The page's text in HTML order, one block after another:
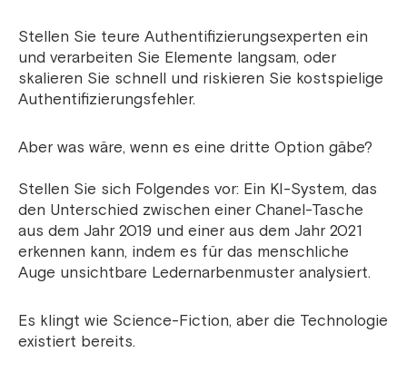
Stellen Sie teure Authentifizierungsexperten ein
und verarbeiten Sie Elemente langsam, oder
skalieren Sie schnell und riskieren Sie kostspielige
Authentifizierungsfehler.
Aber was wäre, wenn es eine dritte Option gäbe?
Stellen Sie sich Folgendes vor: Ein KI-System, das
den Unterschied zwischen einer Chanel-Tasche
aus dem Jahr 2019 und einer aus dem Jahr 2021
erkennen kann, indem es für das menschliche
Auge unsichtbare Ledernarbenmuster analysiert.
Es klingt wie Science-Fiction, aber die Technologie
existiert bereits.